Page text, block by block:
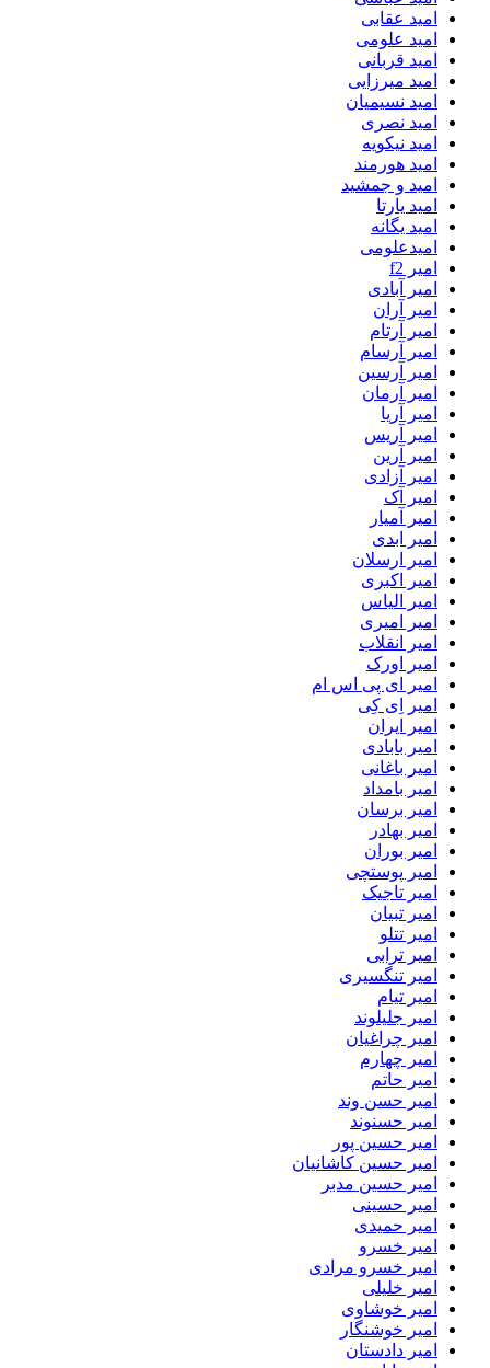
امید عقابی
امید علومی
امید قربانی
امید میرزایی
امید نسیمیان
امید نصری
امید نیکویه
امید هورمند
امید و جمشید
امید یارتا
امید یگانه
امیدعلومی
امیر f2
امیر آبادی
امیر آران
امیر آرتام
امیر آرسام
امیر آرسین
امیر آرمان
امیر آریا
امیر آریس
امیر آرین
امیر آزادی
امیر آک
امیر آمیار
امیر ابدی
امیر ارسلان
امیر اکبری
امیر الیاس
امیر امیری
امیر انقلاب
امیر اورک
امیر ای پی اس ام
امیر اِی کِی
امیر ایران
امیر بابادی
امیر باغانی
امیر بامداد
امیر برسان
امیر بهادر
امیر بوران
امیر پوستچی
امیر تاجیک
امیر تبیان
امیر تتلو
امیر ترابی
امیر تنگسیری
امیر تیام
امیر جلیلوند
امیر چراغیان
امیر چهارم
امیر حاتم
امیر حسن وند
امیر حسنوند
امیر حسین پور
امیر حسین کاشانیان
امیر حسین مدبر
امیر حسینی
امیر حمیدی
امیر خسرو
امیر خسرو مرادی
امیر خلیلی
امیر خوشاوی
امیر خوشنگار
امیر دادستان